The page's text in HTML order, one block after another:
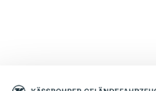
Netherlands